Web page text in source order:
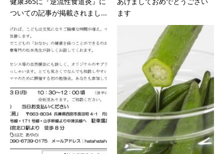
ついての記事が掲載されまし...
ます